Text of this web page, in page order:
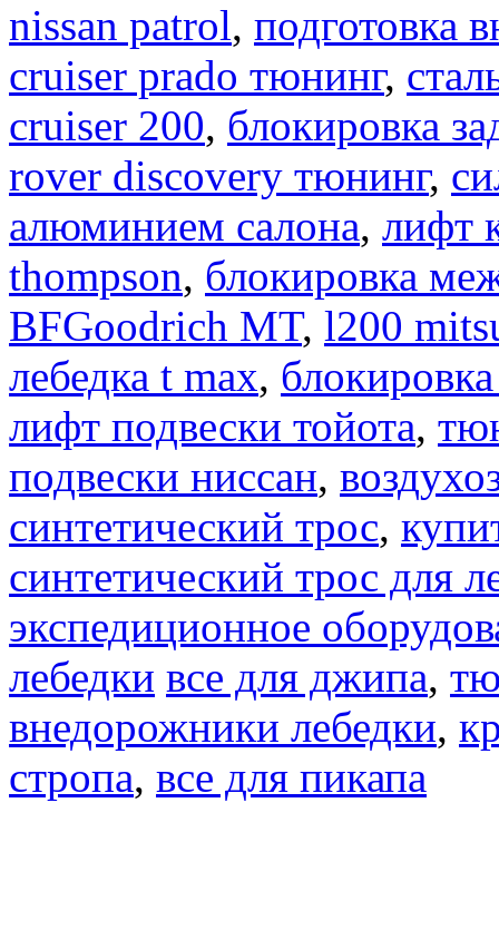
nissan patrol, подготовка
cruiser prado тюнинг,
cruiser 200, блокировка
rover discovery тюнинг,
алюминием салона, лифт
thompson, блокировка
BFGoodrich MT, l200
лебедка t max,
лифт подвески тойота,
подвески ниссан,
синтетический трос,
синтетический трос для
экспедиционное
лебедки все для джипа,
внедорожники лебедки,
стропа, все для пикапа